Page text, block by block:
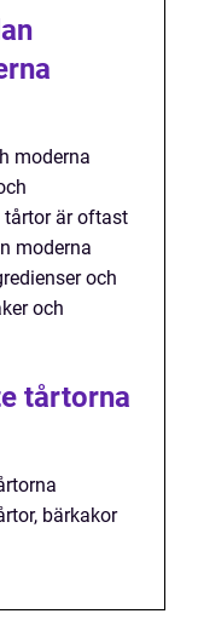
moderna
tårtor är oftast
moderna
och
och
tårtorna
bärkakor